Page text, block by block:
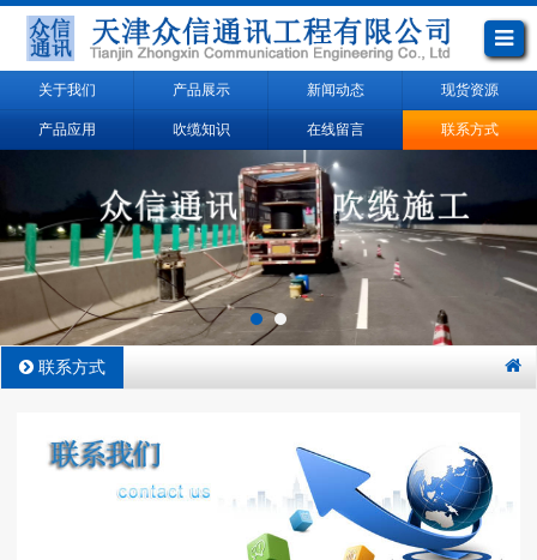
关于我们 产品展示 新闻动态 现货资源
产品应用 吹缆知识 在线留言 联系方式
联系方式